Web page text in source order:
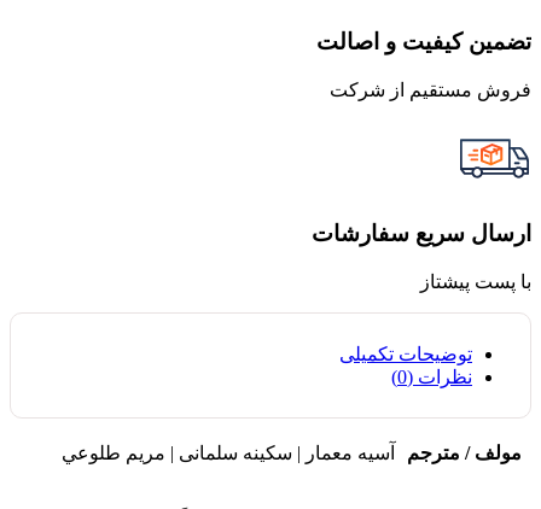
تضمین کیفیت و اصالت
فروش مستقیم از شرکت
ارسال سریع سفارشات
با پست پیشتاز
توضیحات تکمیلی
نظرات (0)
مولف / مترجم آسیه معمار | سکینه سلمانی | مريم طلوعي